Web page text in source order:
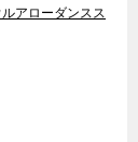
アローダンスス